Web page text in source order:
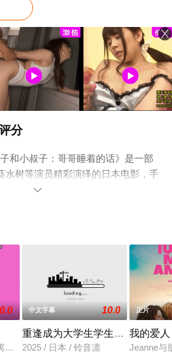
分
和小叔子：哥哥睡着的话》是一部
水树等演员精彩演绎的日本电影，手
完整版电影大全就上西瓜影视，更

开了他的出生地诺曼底，前往巴黎追求更
中文字幕 10.0
重逢成为大学生学生的老师
2025 / 日本 / 铃音凛
正片
我的爱人
Jeanne与